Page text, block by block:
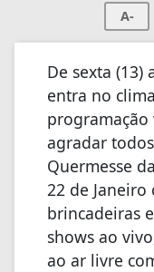
A-
De sexta (13)
entra no
agradar
Quermesse
22 de
brincadeiras
shows ao
ao ar livre